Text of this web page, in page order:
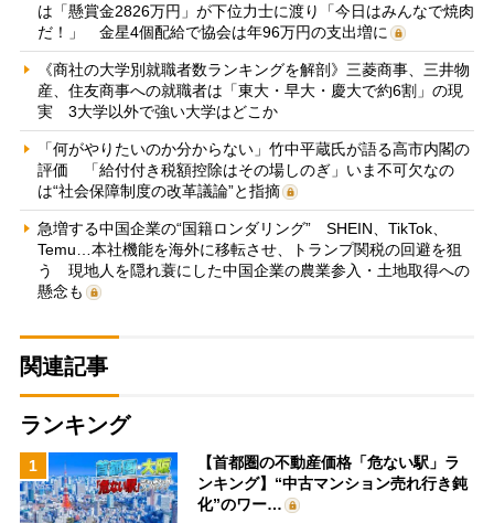
は「懸賞金2826万円」が下位力士に渡り「今日はみんなで焼肉
だ！」 金星4個配給で協会は年96万円の支出増に
《商社の大学別就職者数ランキングを解剖》三菱商事、三井物
産、住友商事への就職者は「東大・早大・慶大で約6割」の現
実 3大学以外で強い大学はどこか
「何がやりたいのか分からない」竹中平蔵氏が語る高市内閣の
評価 「給付付き税額控除はその場しのぎ」いま不可欠なの
は“社会保障制度の改革議論”と指摘
急増する中国企業の“国籍ロンダリング” SHEIN、TikTok、
Temu…本社機能を海外に移転させ、トランプ関税の回避を狙
う 現地人を隠れ蓑にした中国企業の農業参入・土地取得への
懸念も
関連記事
ランキング
1
【首都圏の不動産価格「危ない駅」ラ
ンキング】“中古マンション売れ行き鈍
化”のワー…